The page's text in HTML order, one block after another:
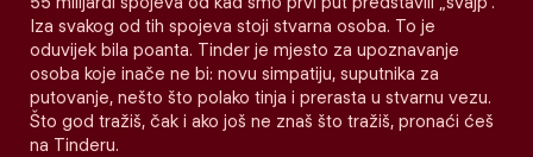
Iza svakog od tih spojeva stoji stvarna osoba. To je
oduvijek bila poanta. Tinder je mjesto za upoznavanje
osoba koje inače ne bi: novu simpatiju, suputnika za
putovanje, nešto što polako tinja i prerasta u stvarnu vezu.
Što god tražiš, čak i ako još ne znaš što tražiš, pronaći ćeš
na Tinderu.